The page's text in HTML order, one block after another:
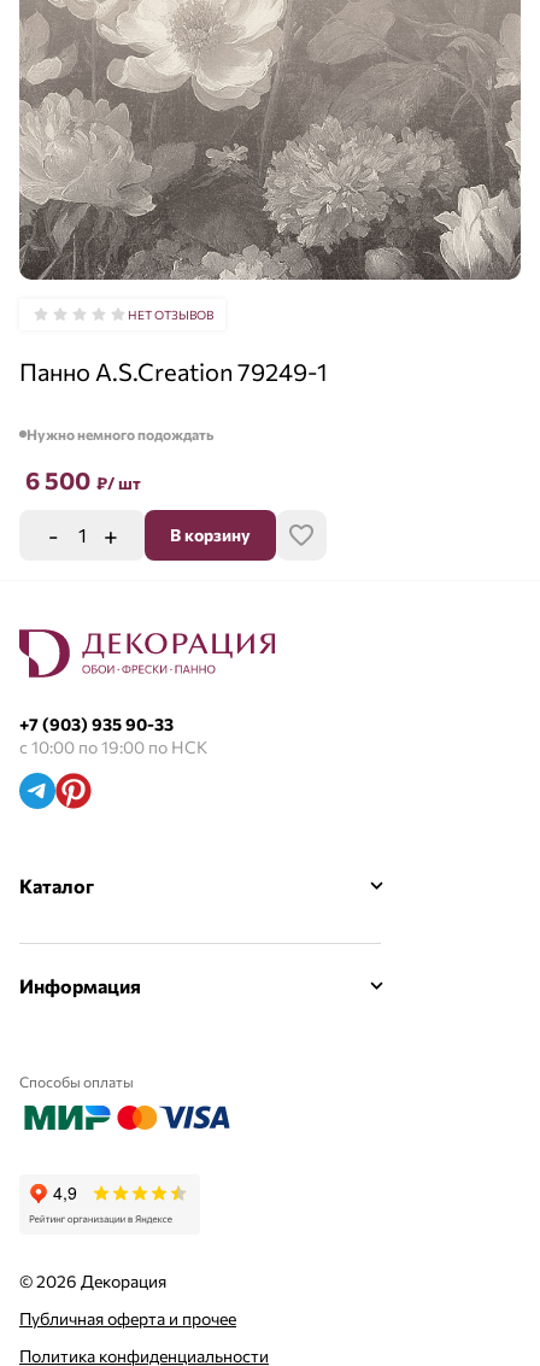
НЕТ ОТЗЫВОВ
Панно A.S.Creation 79249-1
Нужно немного подождать
6 500 ₽/ шт
- + В корзину
+7 (903) 935 90-33
с 10:00 по 19:00 по НСК
Каталог
Информация
Способы оплаты
© 2026 Декорация
Публичная оферта и прочее
Политика конфиденциальности